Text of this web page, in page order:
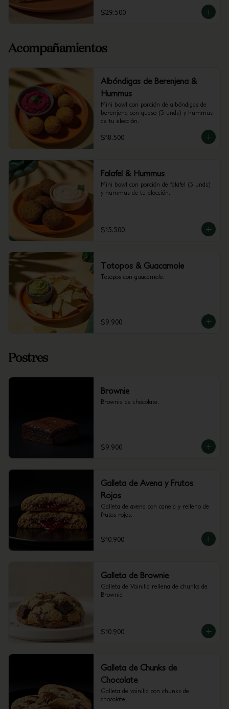
$29.500
Acompañamientos
Albóndigas de Berenjena &
Hummus
Mini bowl con porción de albóndigas de
berenjena con queso (5 unds) y hummus
de tu elección.
$18.500
Falafel & Hummus
Mini bowl con porción de falafel (5 unds)
y hummus de tu elección.
$15.500
Totopos & Guacamole
Totopos con guacamole.
$9.900
Postres
Brownie
Brownie de chocolate.
$9.900
Galleta de Avena y Frutos
Rojos
Galleta de avena con canela y relleno de
frutos rojos.
$10.900
Galleta de Brownie
Galleta de Vainilla rellena de chunks de
Brownie
$10.900
Galleta de Chunks de
Chocolate
Galleta de vainilla con chunks de
chocolate.